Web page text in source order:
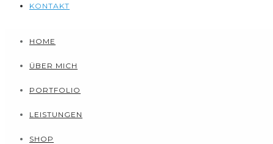
KONTAKT
HOME
ÜBER MICH
PORTFOLIO
LEISTUNGEN
SHOP